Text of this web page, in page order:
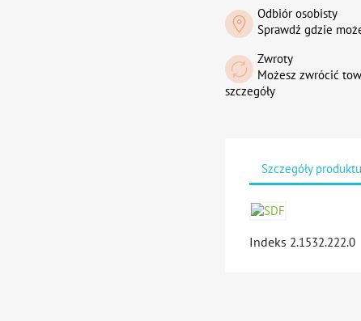
Odbiór osobisty
Sprawdź gdzie
Zwroty
Możesz zwrócić
szczegóły
Szczegóły produktu
Indeks 2.1532.222.0